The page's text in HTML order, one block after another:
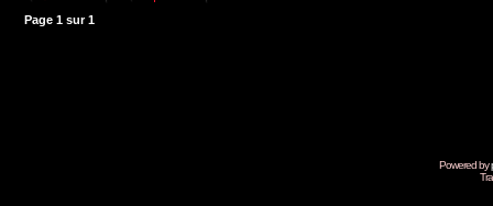
Page 1 sur1
Powered by